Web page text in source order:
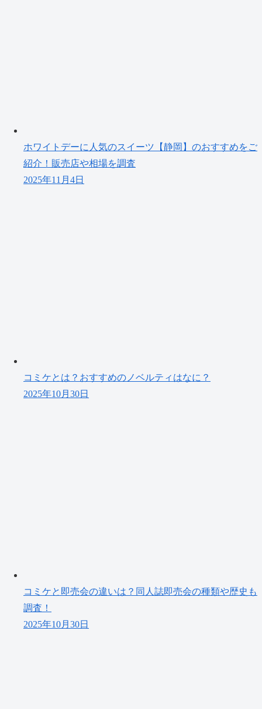
ホワイトデーに人気のスイーツ【静岡】のおすすめをご
紹介！販売店や相場を調査
2025年11月4日
コミケとは？おすすめのノベルティはなに？
2025年10月30日
コミケと即売会の違いは？同人誌即売会の種類や歴史も
調査！
2025年10月30日